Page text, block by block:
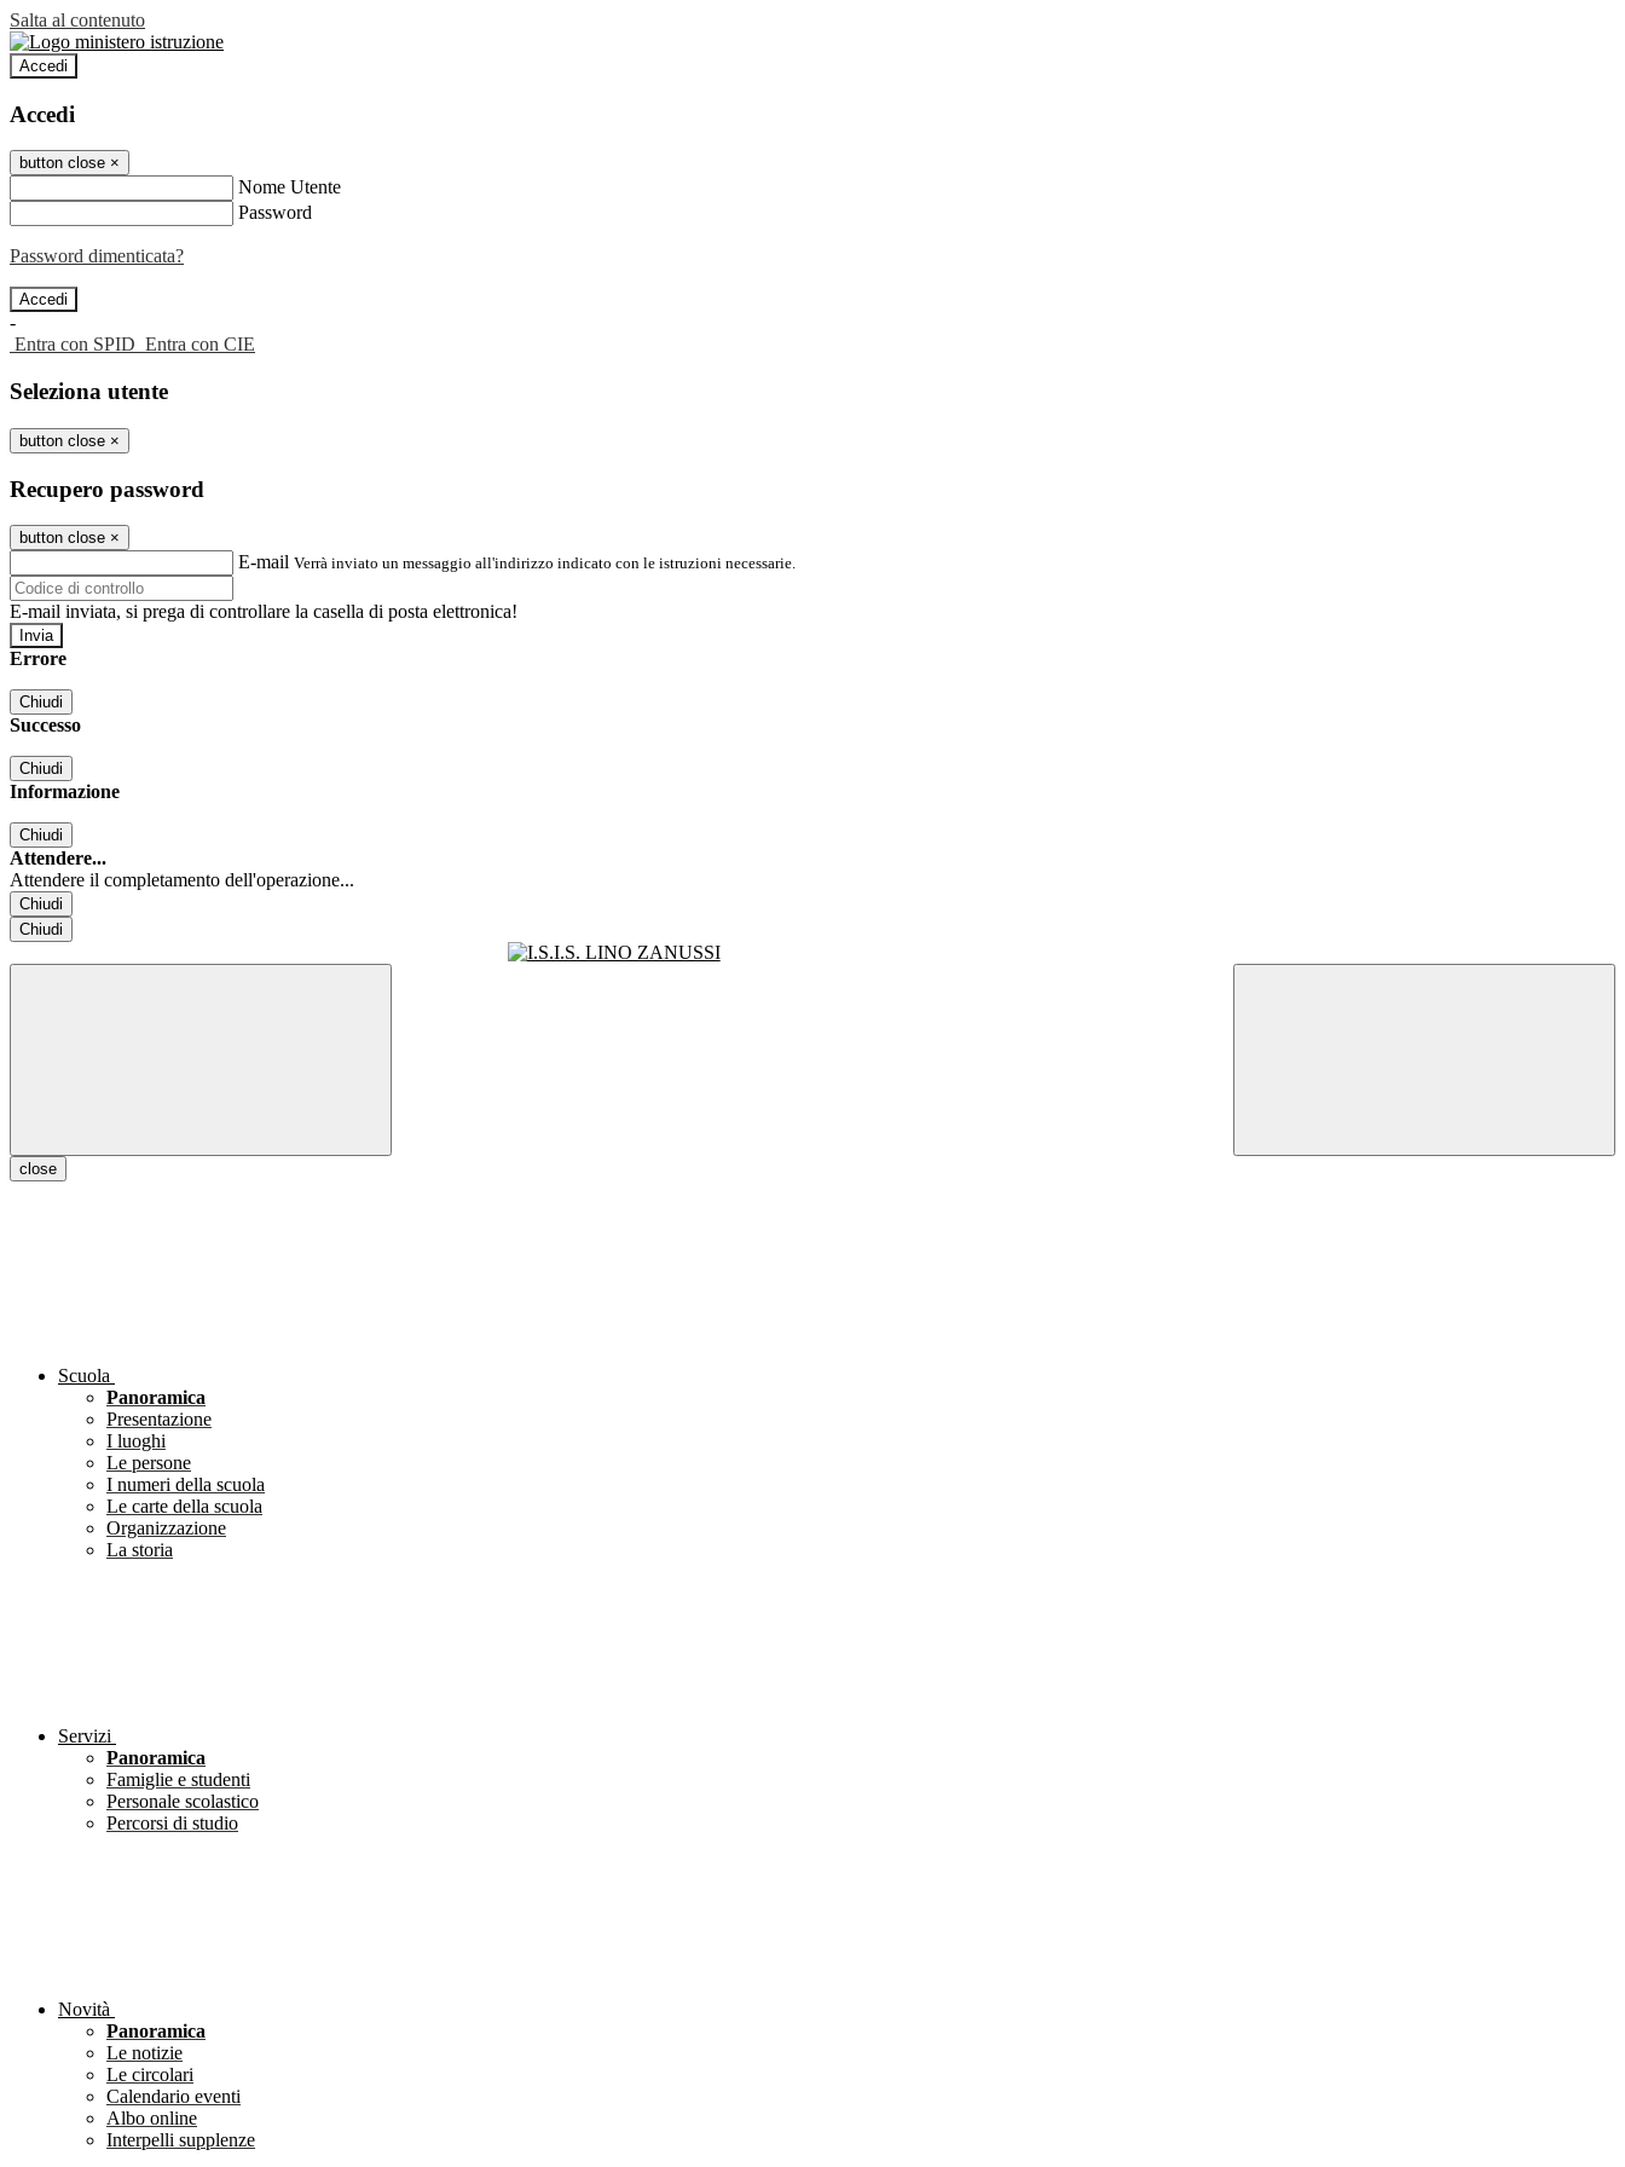
Salta al contenuto
Accedi
Accedi
button close ×
Nome Utente
Password
Password dimenticata?
-
Entra con SPID Entra con CIE
Seleziona utente
button close ×
Recupero password
button close ×
E-mail Verrà inviato un messaggio all'indirizzo indicato con le istruzioni necessarie.
E-mail inviata, si prega di controllare la casella di posta elettronica!
Errore
Chiudi
Successo
Chiudi
Informazione
Chiudi
Attendere...
Attendere il completamento dell'operazione...
Chiudi
Chiudi
close
Scuola
Panoramica
Presentazione
I luoghi
Le persone
I numeri della scuola
Le carte della scuola
Organizzazione
La storia
Servizi
Panoramica
Famiglie e studenti
Personale scolastico
Percorsi di studio
Novità
Panoramica
Le notizie
Le circolari
Calendario eventi
Albo online
Interpelli supplenze